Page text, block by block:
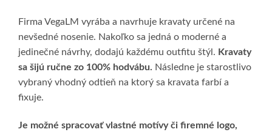
Firma VegaLM vyrába a navrhuje kravaty určené na
nevšedné nosenie. Nakoľko sa jedná o moderné a
jedinečné návrhy, dodajú každému outfitu štýl. Kravaty
sa šijú ručne zo 100% hodvábu. Následne je starostlivo
vybraný vhodný odtieň na ktorý sa kravata farbí a
fixuje.
Je možné spracovať vlastné motívy či firemné logo,